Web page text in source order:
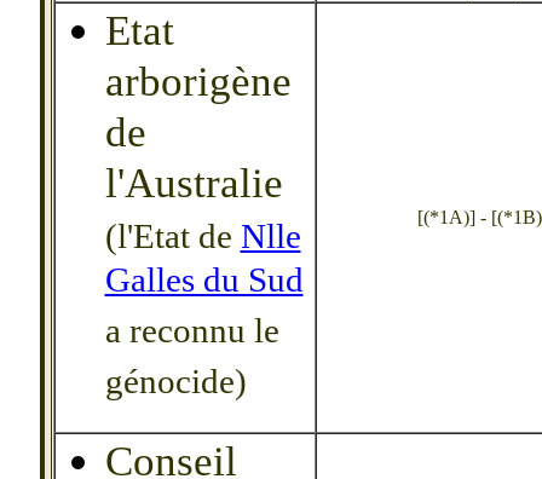
Etat
arborigène
de
l'Australie
(l'Etat de Nlle
Galles du Sud
a reconnu le
génocide)
[(*1A)] -
Conseil